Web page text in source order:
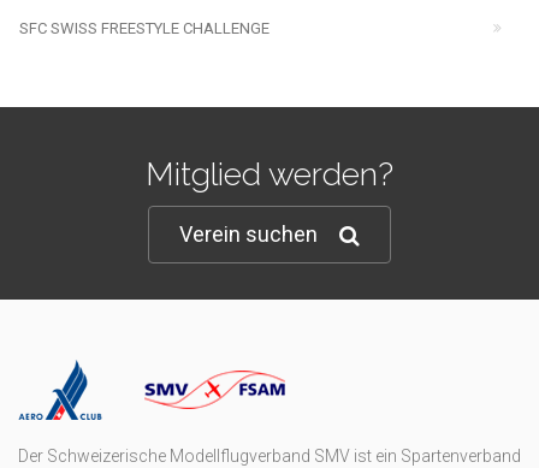
SFC SWISS FREESTYLE CHALLENGE
Mitglied werden?
Verein suchen
Der Schweizerische Modellflugverband SMV ist ein Spartenverband